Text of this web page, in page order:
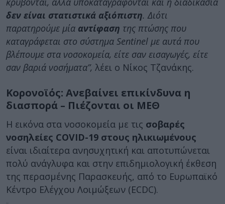
δεν είναι στατιστικά αξιόπιστη. Διότι
παρατηρούμε μία αντίφαση της πτώσης που
καταγράφεται στο σύστημα Sentinel με αυτά που
βλέπουμε στα νοσοκομεία, είτε σαν εισαγωγές, είτε
σαν βαριά νοσήματα”, λέει ο Νίκος Τζανάκης.
Κορονοϊός: Ανεβαίνει επικίνδυνα η
διασπορά – Πιέζονται οι ΜΕΘ
Η εικόνα στα νοσοκομεία με τις σοβαρές
νοσηλείες COVID-19 στους ηλικιωμένους
είναι ιδιαίτερα ανησυχητική και αποτυπώνεται
πολύ ανάγλυφα και στην επιδημιολογική έκθεση
της περασμένης Παρασκευής, από το Ευρωπαϊκό
Κέντρο Ελέγχου Λοιμώξεων (ECDC).